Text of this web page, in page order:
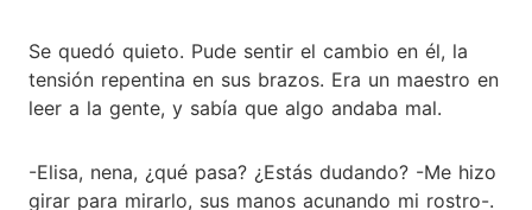
Se quedó quieto. Pude sentir el cambio en él, la
tensión repentina en sus brazos. Era un maestro en
leer a la gente, y sabía que algo andaba mal.
-Elisa, nena, ¿qué pasa? ¿Estás dudando? -Me hizo
girar para mirarlo, sus manos acunando mi rostro-.